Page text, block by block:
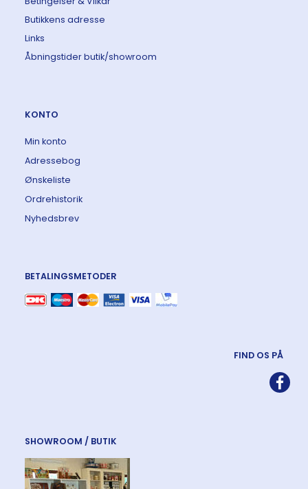
Butikkens adresse
Links
Åbningstider butik/showroom
KONTO
Min konto
Adressebog
Ønskeliste
Ordrehistorik
Nyhedsbrev
BETALINGSMETODER
FIND OS PÅ
SHOWROOM / BUTIK